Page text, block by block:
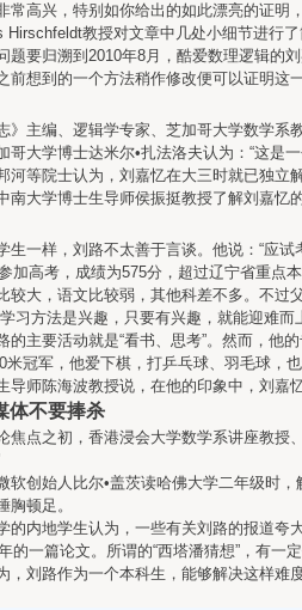
常高兴，特别如你给出的如此漂亮的证
Hirschfeldt教授对文章中几处小细节进行
要归溯到2010年8月，酷爱数理逻辑的刘
前想到的一个方法稍作修改便可以证明这
编、逻辑学专家、芝加哥大学数学系教
大学博士达米尔•扎法洛夫认为：“这是
院士认为，刘嘉忆在大三时就已独立解
大学博士生导师侯振挺教授了解刘嘉忆的
一样，刘路不太善于言谈。他说：“应试
高考，成绩为575分，超过辽宁省重点本
较大，语文比较弱，其他科差不多。不过
方法是兴趣，只要有兴趣，就能迎难而
要活动就是“看书、思考”。然而，他的
米冠军，他爱下棋，打乒乓球、羽毛球，也
师陈海波教授说，在他的印象中，刘嘉忆
体不要捧杀
点之初，香港浸会大学数学系讲座教授、
创始人比尔•盖茨读哈佛大学二年级时，
胸顿足。
地学生认为，一些有关刘路的报道夸大
的一篇论文。所谓的“西塔潘猜想”，有一
刘路作为一个本科生，能够解决这样难度